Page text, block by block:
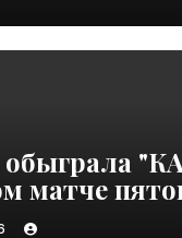
обыграла
матче
|